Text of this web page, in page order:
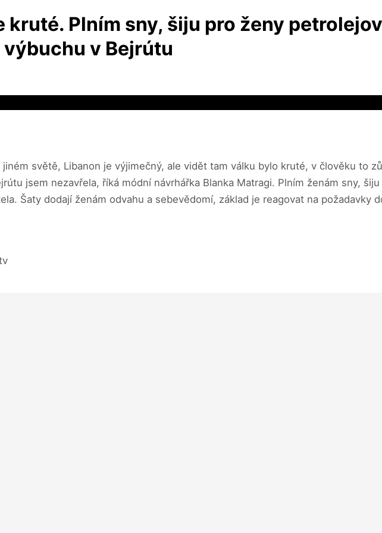
kruté. Plním sny, šiju pro ženy
v Bejrútu
světě, Libanon je výjimečný, ale vidět tam válku bylo kruté, v člověku to
jsem nezavřela, říká módní návrhářka Blanka Matragi. Plním ženám sny,
Šaty dodají ženám odvahu a sebevědomí, základ je reagovat na požadavky